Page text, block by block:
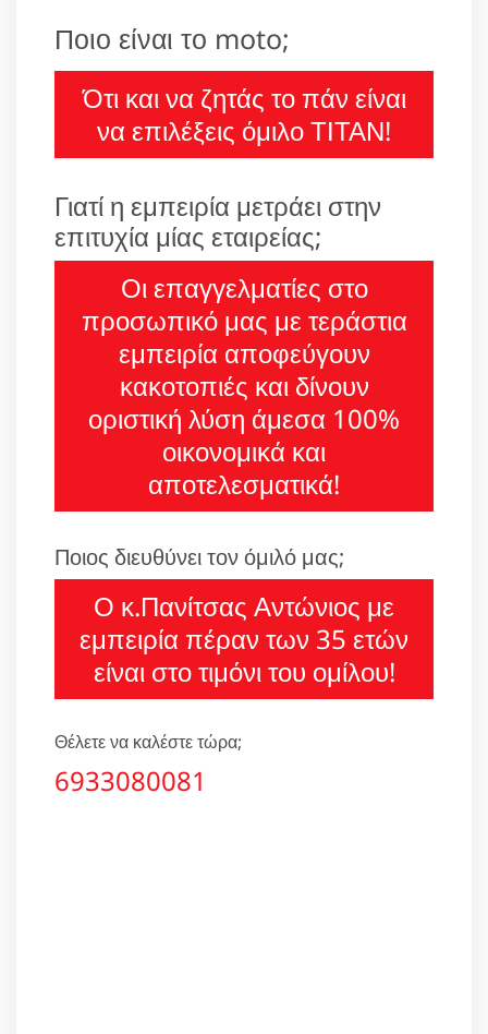
Ποιο είναι το moto;
Ότι και να ζητάς το πάν είναι
να επιλέξεις όμιλο ΤΙΤΑΝ!
Γιατί η εμπειρία μετράει στην
επιτυχία μίας εταιρείας;
Οι επαγγελματίες στο
προσωπικό μας με τεράστια
εμπειρία αποφεύγουν
κακοτοπιές και δίνουν
οριστική λύση άμεσα 100%
οικονομικά και
αποτελεσματικά!
Ποιος διευθύνει τον όμιλό μας;
Ο κ.Πανίτσας Αντώνιος με
εμπειρία πέραν των 35 ετών
είναι στο τιμόνι του ομίλου!
Θέλετε να καλέστε τώρα;
6933080081